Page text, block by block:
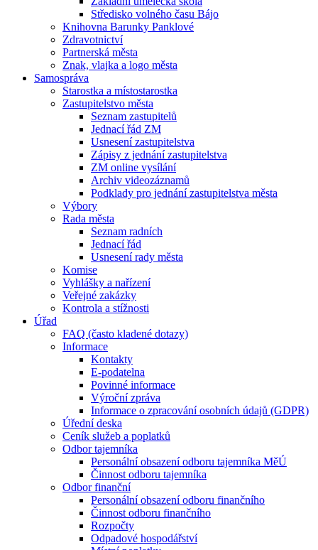
Středisko volného času Bájo
Knihovna Barunky Panklové
Zdravotnictví
Partnerská města
Znak, vlajka a logo města
Samospráva
Starostka a místostarostka
Zastupitelstvo města
Seznam zastupitelů
Jednací řád ZM
Usnesení zastupitelstva
Zápisy z jednání zastupitelstva
ZM online vysílání
Archiv videozáznamů
Podklady pro jednání zastupitelstva města
Výbory
Rada města
Seznam radních
Jednací řád
Usnesení rady města
Komise
Vyhlášky a nařízení
Veřejné zakázky
Kontrola a stížnosti
Úřad
FAQ (často kladené dotazy)
Informace
Kontakty
E-podatelna
Povinné informace
Výroční zpráva
Informace o zpracování osobních údajů (GDPR)
Úřední deska
Ceník služeb a poplatků
Odbor tajemníka
Personální obsazení odboru tajemníka MěÚ
Činnost odboru tajemníka
Odbor finanční
Personální obsazení odboru finančního
Činnost odboru finančního
Rozpočty
Odpadové hospodářství